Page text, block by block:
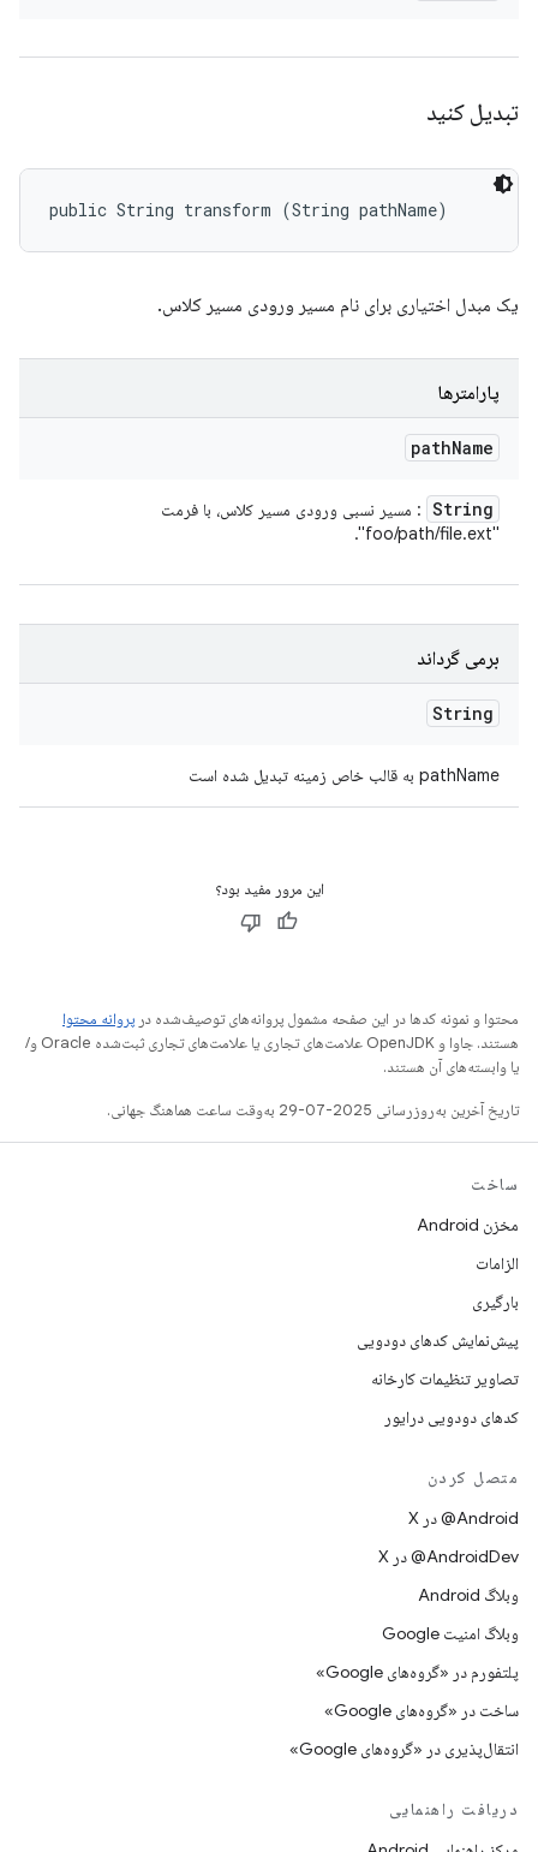
تبدیل کنید
public String transform (String pathName)
یک مبدل اختیاری برای نام مسیر ورودی مسیر کلاس.
پارامترها
pathName
String : مسیر نسبی ورودی مسیر کلاس، با فرمت
"foo/path/file.ext".
برمی گرداند
String
pathName به قالب خاص زمینه تبدیل شده است
این مرور مفید بود؟
محتوا و نمونه کدها در این صفحه مشمول پروانه‌های توصیف‌شده در پروانه محتوا
هستند. جاوا و OpenJDK علامت‌های تجاری یا علامت‌های تجاری ثبت‌شده Oracle و/
یا وابسته‌های آن هستند.
تاریخ آخرین به‌روزرسانی 2025-07-29 به‌وقت ساعت هماهنگ جهانی.
ساخت
مخزن Android
الزامات
بارگیری
پیش‌نمایش کدهای دودویی
تصاویر تنظیمات کارخانه
کدهای دودویی درایور
متصل کردن
‫‎@Android در X
‫‎@AndroidDev در X
وبلاگ Android
وبلاگ امنیت Google
پلتفورم در «گروه‌های Google»
ساخت در «گروه‌های Google»
انتقال‌پذیری در «گروه‌های Google»
دریافت راهنمایی